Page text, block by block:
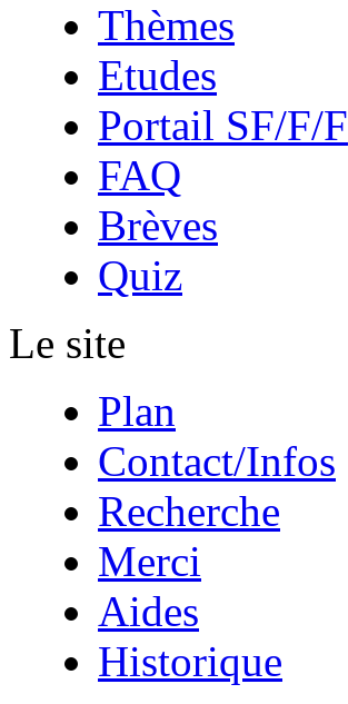
Thèmes
Etudes
Portail SF/F/F
FAQ
Brèves
Quiz
Le site
Plan
Contact/Infos
Recherche
Merci
Aides
Historique